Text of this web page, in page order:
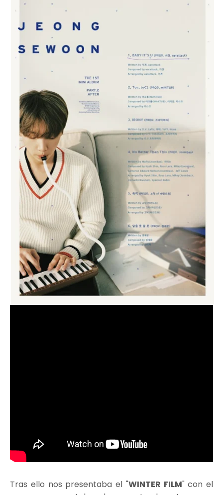
Tras ello nos presentaba el "WINTER FILM" con el